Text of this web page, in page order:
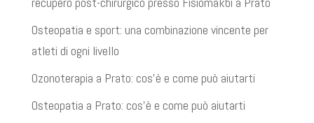
Osteopatia e sport: una combinazione vincente per
atleti di ogni livello
Ozonoterapia a Prato: cos’è e come può aiutarti
Osteopatia a Prato: cos’è e come può aiutarti